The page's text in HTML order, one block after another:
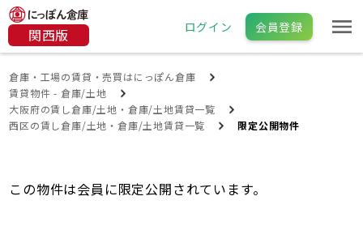
関西版 ログイン 会員登録
倉庫・工場の賃貸・売買はにっぽん倉庫
賃貸物件 - 倉庫/土地
大阪府の賃し倉庫/土地・倉庫/土地賃貸一覧
西区の賃し倉庫/土地・倉庫/土地賃貸一覧
限定公開物件
この物件は会員に限定公開されています。